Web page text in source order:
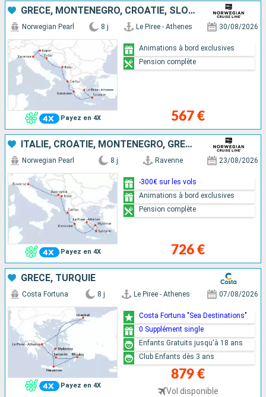
GRÈCE, MONTÉNÉGRO, CROATIE, SLOVÉNIE, ITALIE
Payez en 4X
Norwegian Pearl 8 j Le Piree - Athenes 30/08/2026
567 €
Animations à bord exclusives
Pension complète
ITALIE, CROATIE, MONTÉNÉGRO, GRÈCE
Payez en 4X
Norwegian Pearl 8 j Ravenne 23/08/2026
726 €
-300€ sur les vols
Animations à bord exclusives
Pension complète
GRÈCE, TURQUIE
Payez en 4X
Costa Fortuna 8 j Le Piree - Athenes 07/08/2026
879 €
Vol disponible
Costa Fortuna "Sea Destinations"
0 Supplément single
Enfants Gratuits jusqu'à 18 ans
Club Enfants dès 3 ans